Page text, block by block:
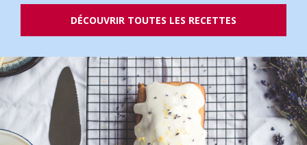
DÉCOUVRIR TOUTES LES RECETTES